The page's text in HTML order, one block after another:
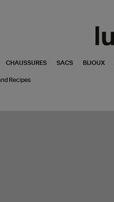
CHAUSSURES SACS BIJOUX
Recipes